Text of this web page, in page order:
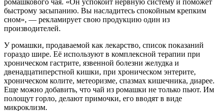
ромашкового чая. «Он успокоит нервную систему и поможет
быстрому засыпанию. Вы насладитесь спокойным крепким
сном», — рекламирует свою продукцию один из
производителей.
У ромашки, продаваемой как лекарство, список показаний
гораздо шире. Её используют в комплексной терапии при
хроническом гастрите, язвенной болезни желудка и
двенадцатиперстной кишки, при хроническом энтерите,
хроническом колите, метеоризме, спазмах кишечника, диарее.
Еще можно добавить, что чай из ромашки не только пьют. Им
полощут горло, делают примочки, его вводят в виде
микроклизм.